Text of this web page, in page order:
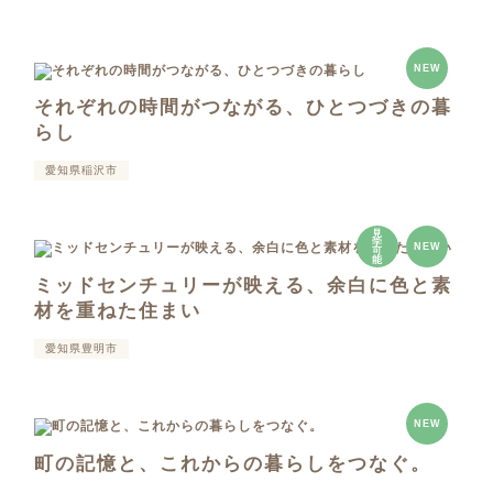
NEW
それぞれの時間がつながる、ひとつづきの暮
らし
愛知県稲沢市
見
学
可
能
NEW
ミッドセンチュリーが映える、余白に色と素
材を重ねた住まい
愛知県豊明市
NEW
町の記憶と、これからの暮らしをつなぐ。